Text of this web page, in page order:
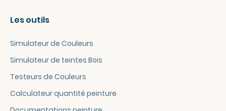
Les outils
Simulateur de Couleurs
Simulateur de teintes Bois
Testeurs de Couleurs
Calculateur quantité peinture